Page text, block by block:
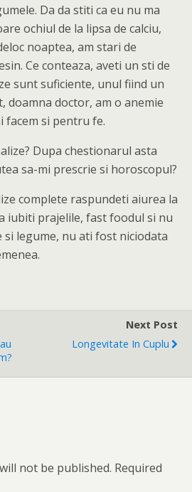
Da da stiti ca eu nu ma
ochiul de la lipsa de calciu,
noaptea, am stari de
Ce conteaza, aveti un sti de
sunt suficiente, unul fiind un
doamna doctor, am o anemie
facem si pentru fe.
Dupa chestionarul asta
sa-mi prescrie si horoscopul?
complete raspundeti aiurea la
iubiti prajelile, fast foodul si nu
legume, nu ati fost niciodata
Next Post
Longevitate In Cuplu
not be published. Required